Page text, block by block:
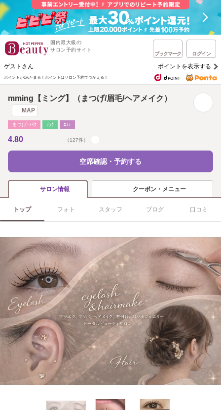
国内最大級の
サロン予約サイト
ブックマーク ログイン
ゲストさん ポイントを表示する
ポイントが1%たまる！ ポイントはサロン予約でつかえる！
mming【ミング】（まつげ/眉毛/ヘアメイク）
MAP
まつげ･ﾒｲｸ ﾘﾗｸ ｴｽﾃ
4.80 （127件）
空席確認・予約する
サロン情報 クーポン・メニュー
トップ フォト スタッフ ブログ 口コミ